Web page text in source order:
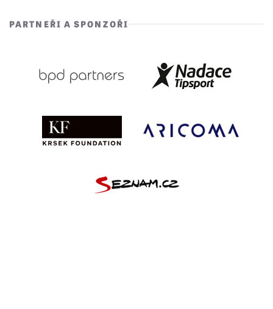
PARTNEŘI A SPONZOŘI